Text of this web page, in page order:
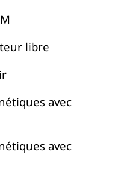
libre
avec
avec